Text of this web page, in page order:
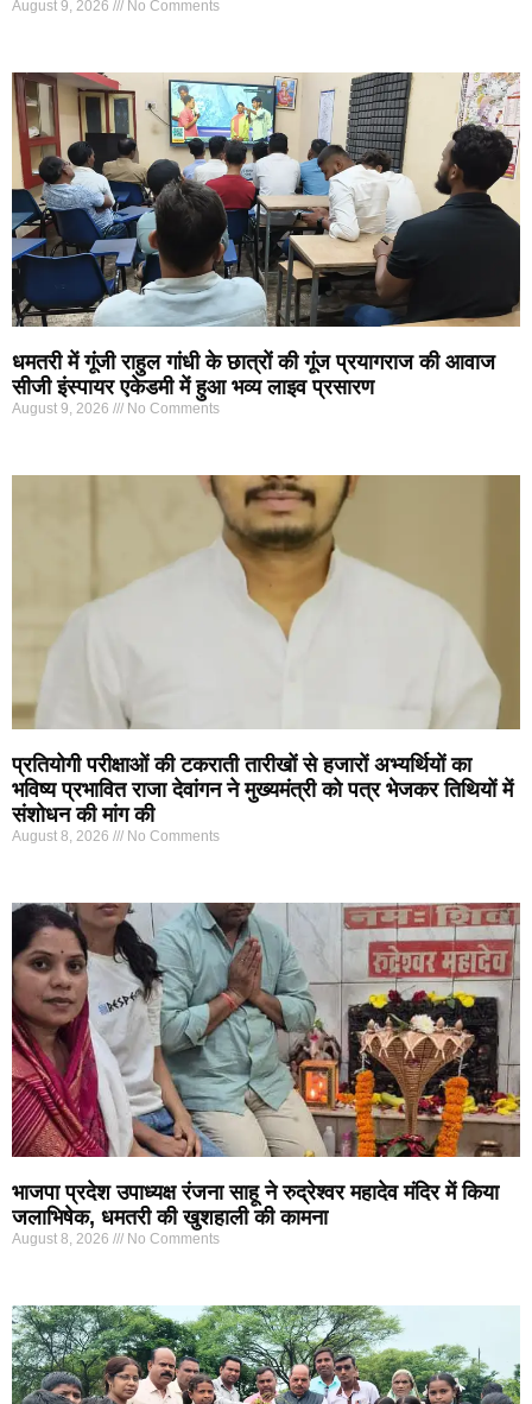
August 9, 2026 No Comments
धमतरी में गूंजी राहुल गांधी के छात्रों की गूंज प्रयागराज की आवाज
सीजी इंस्पायर एकेडमी में हुआ भव्य लाइव प्रसारण
August 9, 2026 No Comments
प्रतियोगी परीक्षाओं की टकराती तारीखों से हजारों अभ्यर्थियों का
भविष्य प्रभावित राजा देवांगन ने मुख्यमंत्री को पत्र भेजकर तिथियों में
संशोधन की मांग की
August 8, 2026 No Comments
भाजपा प्रदेश उपाध्यक्ष रंजना साहू ने रुद्रेश्वर महादेव मंदिर में किया
जलाभिषेक, धमतरी की खुशहाली की कामना
August 8, 2026 No Comments